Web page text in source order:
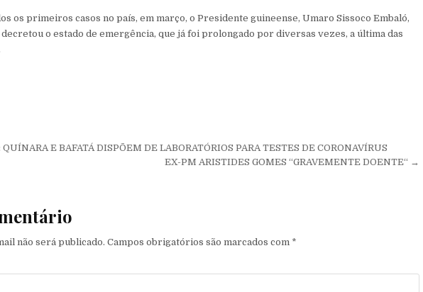
os primeiros casos no país, em março, o Presidente guineense, Umaro Sissoco Embaló,
o estado de emergência, que já foi prolongado por diversas vezes, a última das
Post
E BAFATÁ DISPÕEM DE LABORATÓRIOS PARA TESTES DE CORONAVÍRUS
EX-PM ARISTIDES GOMES “GRAVEMENTE DOENTE“ →
não será publicado. Campos obrigatórios são marcados com *